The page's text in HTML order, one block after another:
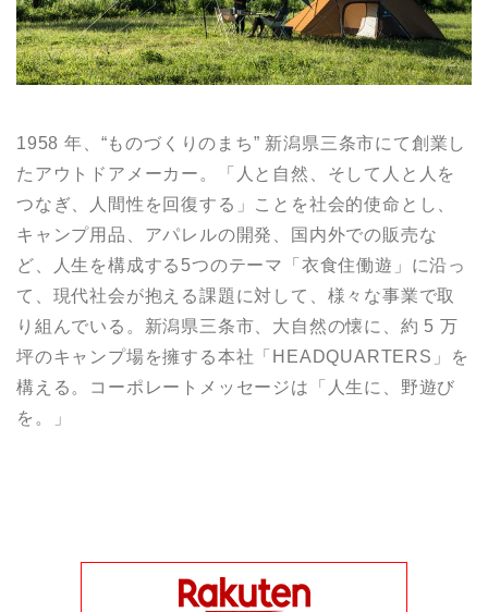
1958 年、“ものづくりのまち” 新潟県三条市にて創業し
たアウトドアメーカー。「人と自然、そして人と人を
つなぎ、人間性を回復する」ことを社会的使命とし、
キャンプ用品、アパレルの開発、国内外での販売な
ど、人生を構成する5つのテーマ「衣食住働遊」に沿っ
て、現代社会が抱える課題に対して、様々な事業で取
り組んでいる。新潟県三条市、大自然の懐に、約 5 万
坪のキャンプ場を擁する本社「HEADQUARTERS」を
構える。コーポレートメッセージは「人生に、野遊び
を。」